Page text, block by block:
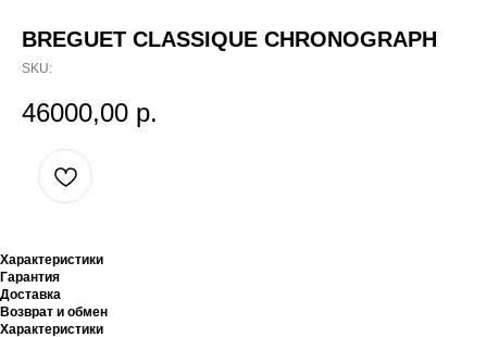
BREGUET CLASSIQUE CHRONOGRAPH
SKU:
46000,00 р.
Характеристики
Гарантия
Доставка
Возврат и обмен
Характеристики